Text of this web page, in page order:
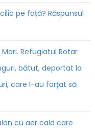
pe față? Răspunsul
Refugiatul Rotar
bătut, deportat la
care l-au forțat să
cu aer cald care